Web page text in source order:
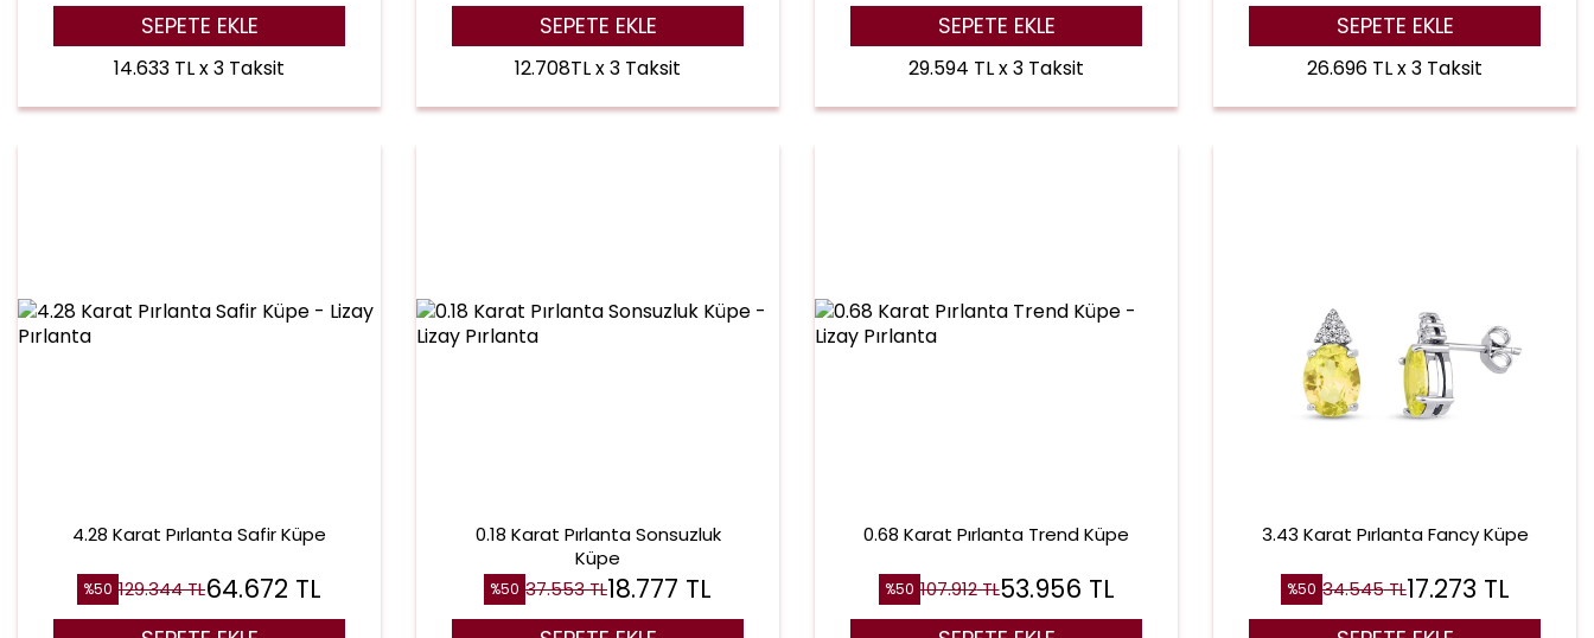
SEPETE EKLE
14.633 TL x 3 Taksit
SEPETE EKLE
12.708TL x 3 Taksit
SEPETE EKLE
29.594 TL x 3 Taksit
SEPETE EKLE
26.696 TL x 3 Taksit
4.28 Karat Pırlanta Safir Küpe
%50 129.344TL64.672 TL
0.18 Karat Pırlanta Sonsuzluk
Küpe
%50 37.553TL18.777 TL
0.68 Karat Pırlanta Trend Küpe
%50 107.912TL53.956 TL
3.43 Karat Pırlanta Fancy Küpe
%50 34.545TL17.273 TL